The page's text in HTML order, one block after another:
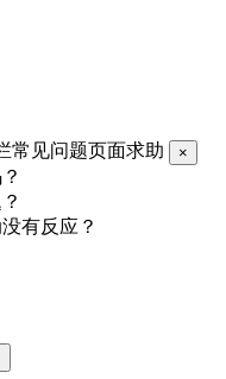
常见问题页面求助 ×
有反应？